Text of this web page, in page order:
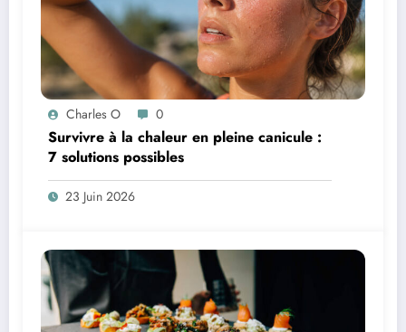
Charles O 0
Survivre à la chaleur en pleine canicule :
7 solutions possibles
23 Juin 2026